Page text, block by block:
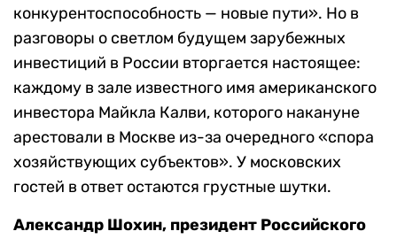
конкурентоспособность — новые пути». Но в
разговоры о светлом будущем зарубежных
инвестиций в России вторгается настоящее:
каждому в зале известного имя американского
инвестора Майкла Калви, которого накануне
арестовали в Москве из-за очередного «спора
хозяйствующих субъектов». У московских
гостей в ответ остаются грустные шутки.
Александр Шохин, президент Российского